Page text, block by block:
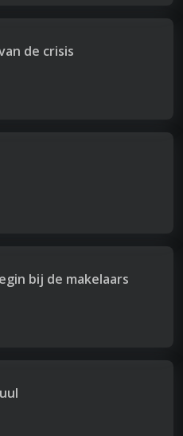
de crisis
bij de makelaars